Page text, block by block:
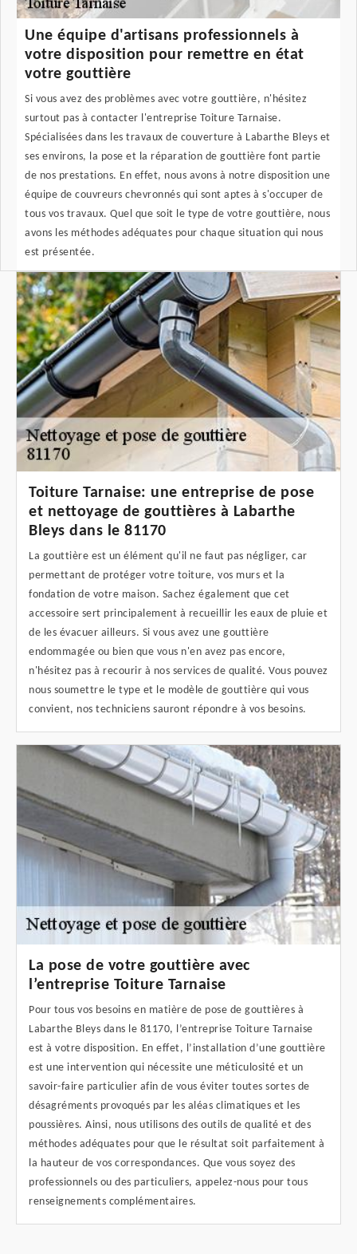
Une équipe d'artisans professionnels à
votre disposition pour remettre en état
votre gouttière
Si vous avez des problèmes avec votre gouttière, n'hésitez
surtout pas à contacter l'entreprise Toiture Tarnaise.
Spécialisées dans les travaux de couverture à Labarthe Bleys et
ses environs, la pose et la réparation de gouttière font partie
de nos prestations. En effet, nous avons à notre disposition une
équipe de couvreurs chevronnés qui sont aptes à s'occuper de
tous vos travaux. Quel que soit le type de votre gouttière, nous
avons les méthodes adéquates pour chaque situation qui nous
est présentée.
Toiture Tarnaise: une entreprise de pose
et nettoyage de gouttières à Labarthe
Bleys dans le 81170
La gouttière est un élément qu'il ne faut pas négliger, car
permettant de protéger votre toiture, vos murs et la
fondation de votre maison. Sachez également que cet
accessoire sert principalement à recueillir les eaux de pluie et
de les évacuer ailleurs. Si vous avez une gouttière
endommagée ou bien que vous n'en avez pas encore,
n'hésitez pas à recourir à nos services de qualité. Vous pouvez
nous soumettre le type et le modèle de gouttière qui vous
convient, nos techniciens sauront répondre à vos besoins.
La pose de votre gouttière avec
l’entreprise Toiture Tarnaise
Pour tous vos besoins en matière de pose de gouttières à
Labarthe Bleys dans le 81170, l’entreprise Toiture Tarnaise
est à votre disposition. En effet, l’installation d’une gouttière
est une intervention qui nécessite une méticulosité et un
savoir-faire particulier afin de vous éviter toutes sortes de
désagréments provoqués par les aléas climatiques et les
poussières. Ainsi, nous utilisons des outils de qualité et des
méthodes adéquates pour que le résultat soit parfaitement à
la hauteur de vos correspondances. Que vous soyez des
professionnels ou des particuliers, appelez-nous pour tous
renseignements complémentaires.